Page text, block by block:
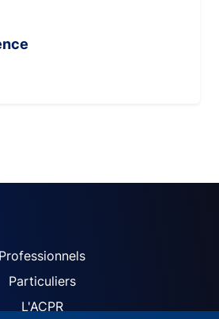
navigation
Professionnels
Particuliers
L'ACPR